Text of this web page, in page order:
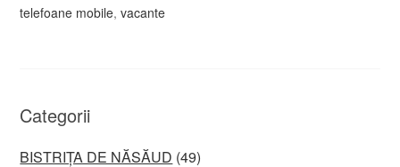
telefoane mobile,vacante
Categorii
BISTRIȚA DE NĂSĂUD (49)